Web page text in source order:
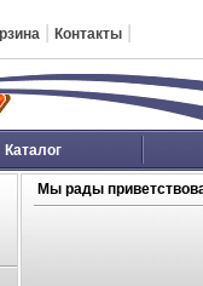
Контакты
Каталог
Мы рады